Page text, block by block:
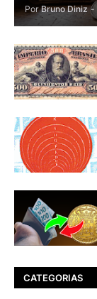
Por Bruno Diniz -
CATEGORIAS